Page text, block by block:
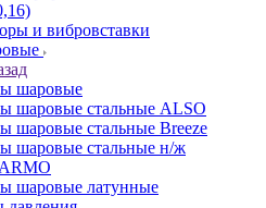
и вибровставки
шаровые
шаровые стальные ALSO
шаровые стальные Breeze
шаровые стальные н/ж
шаровые латунные